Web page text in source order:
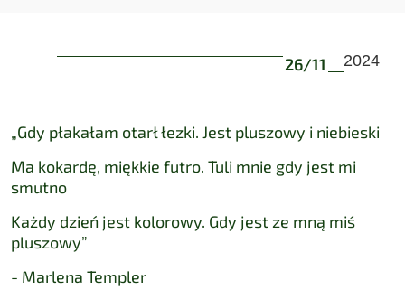
Dzień Pluszowego Misia
26/11 2024
„Gdy płakałam otarł łezki. Jest pluszowy i niebieski
Ma kokardę, miękkie futro. Tuli mnie gdy jest mi
smutno
Każdy dzień jest kolorowy. Gdy jest ze mną miś
pluszowy”
- Marlena Templer